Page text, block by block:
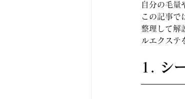
自分の毛量
この記事で
整理して解
ルエクステ
1. シ